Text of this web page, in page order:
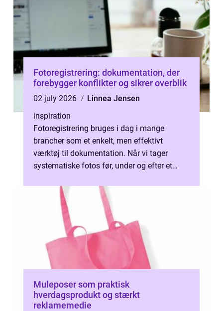
Fotoregistrering: dokumentation, der
forebygger konflikter og sikrer overblik
02 july 2026
Linnea Jensen
inspiration
Fotoregistrering bruges i dag i mange
brancher som et enkelt, men effektivt
værktøj til dokumentation. Når vi tager
systematiske fotos før, under og efter et
Muleposer som praktisk
hverdagsprodukt og stærkt
reklamemedie